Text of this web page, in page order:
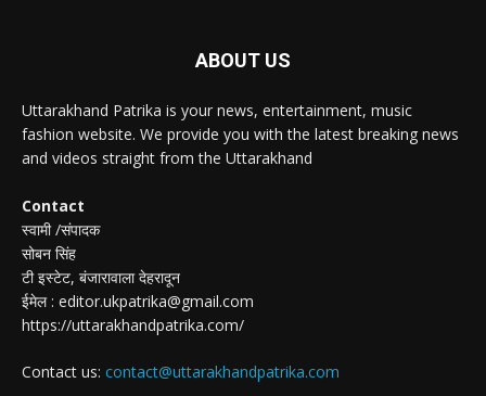
ABOUT US
Uttarakhand Patrika is your news, entertainment, music
fashion website. We provide you with the latest breaking news
and videos straight from the Uttarakhand
Contact
स्वामी /संपादक
सोबन सिंह
टी इस्टेट, बंजारावाला देहरादून
ईमेल : editor.ukpatrika@gmail.com
https://uttarakhandpatrika.com/
Contact us: contact@uttarakhandpatrika.com